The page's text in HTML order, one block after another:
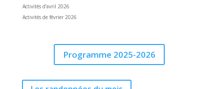
Activités d’avril 2026
Activités de février 2026
Programme 2025-2026